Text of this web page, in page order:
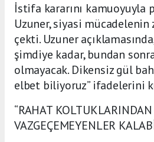
İstifa kararını kamuoyuyla
Uzuner, siyasi
çekti. Uzuner
şimdiye kadar, bundan
olmayacak. Dikensiz gül
elbet biliyoruz” ifadelerini
“RAHAT KOLTUKLARINDAN
VAZGEÇEMEYENLER